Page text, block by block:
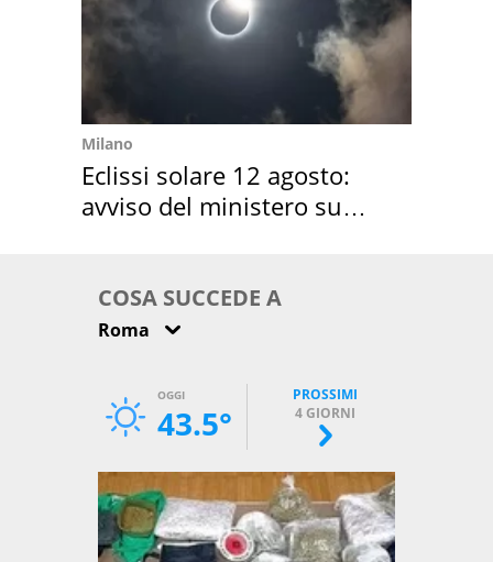
Milano
Eclissi solare 12 agosto:
avviso del ministero su